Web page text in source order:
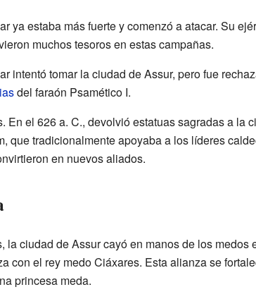
ya estaba más fuerte y comenzó a atacar. Su
muchos tesoros en estas campañas.
intentó tomar la ciudad de Assur, pero fue
del faraón Psamético I.
En el 626 a. C., devolvió estatuas sagradas a la
que tradicionalmente apoyaba a los líderes
en nuevos aliados.
la ciudad de Assur cayó en manos de los
con el rey medo Ciáxares. Esta alianza se
princesa meda.